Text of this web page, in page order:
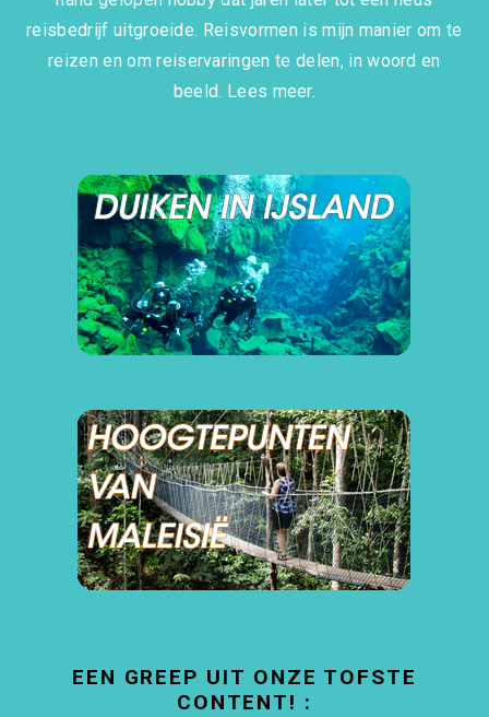
reisbedrijf uitgroeide. Reisvormen is mijn manier om te
reizen en om reiservaringen te delen, in woord en
beeld. Lees meer.
EEN GREEP UIT ONZE TOFSTE
CONTENT! :